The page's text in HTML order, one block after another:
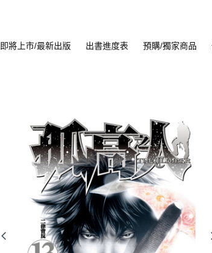
即將上市/最新出版 出書進度表 預購/獨家商品